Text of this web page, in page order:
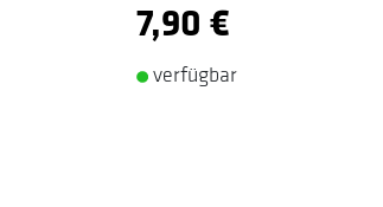
7,90 €
verfügbar